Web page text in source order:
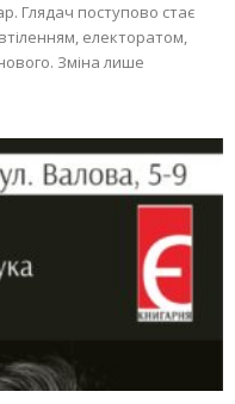
Глядач поступово стає
електоратом,
Зміна лише